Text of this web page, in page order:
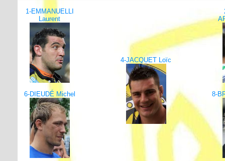
1-EMMANUELLI
Laurent
4-JACQUET Loïc
6-DIEUDÉ Michel 8-